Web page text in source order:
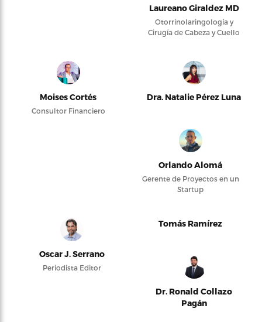
Laureano Giraldez MD
Otorrinolaringología y
Cirugía de Cabeza y Cuello
Moises Cortés
Consultor Financiero
Dra. Natalie Pérez Luna
Orlando Alomá
Gerente de Proyectos en un
Startup
Oscar J. Serrano
Periodista Editor
Tomás Ramírez
Dr. Ronald Collazo
Pagán